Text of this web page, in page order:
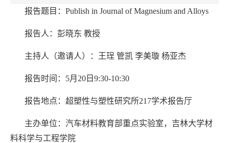
报告题目：Publish in Journal of Magnesium and Alloys
报告人：彭晓东 教授
主持人（邀请人）：王珵 管凯 李美璇 杨亚杰
报告时间：5月20日9:30-10:30
报告地点：超塑性与塑性研究所217学术报告厅
主办单位：汽车材料教育部重点实验室，吉林大学材
料科学与工程学院